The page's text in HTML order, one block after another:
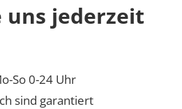
uns jederzeit
So 0-24 Uhr
sind garantiert